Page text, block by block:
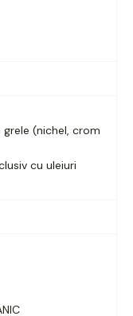
(nichel, crom
cu uleiuri